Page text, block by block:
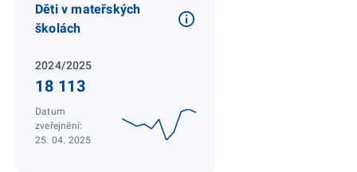
Děti v mateřských
školách
2024/2025
18 113
Datum
zveřejnění:
25. 04. 2025